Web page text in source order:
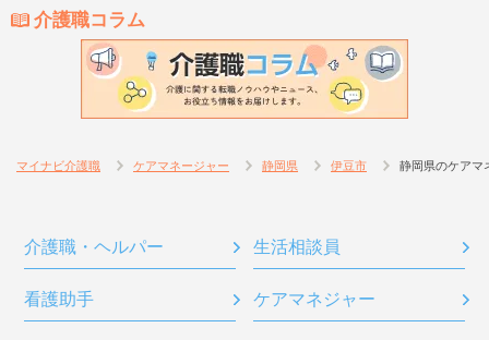
介護職コラム
マイナビ介護職 ケアマネージャー 静岡県 伊豆市 静岡県のケアマ
介護職・ヘルパー 生活相談員
看護助手 ケアマネジャー